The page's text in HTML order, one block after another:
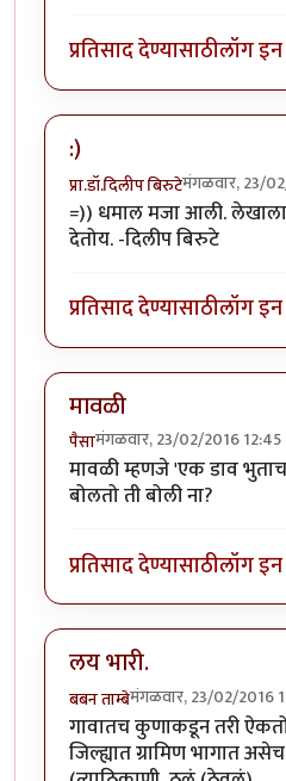
प्रतिसाद देण्यासाठीलॉग
:)
प्रा.डॉ.दिलीप बिरुटेमंगळवार, 23/
=)) धमाल मजा आली.
देतोय. -दिलीप बिरुटे
प्रतिसाद देण्यासाठीलॉग
मावळी
पैसामंगळवार, 23/02/2016 12:45
मावळी म्हणजे 'एक डाव
बोलतो ती बोली ना?
प्रतिसाद देण्यासाठीलॉग
लय भारी.
बबन ताम्बेमंगळवार, 23/02/2016
गावातच कुणाकडून तरी
जिल्ह्यात ग्रामिण भागात